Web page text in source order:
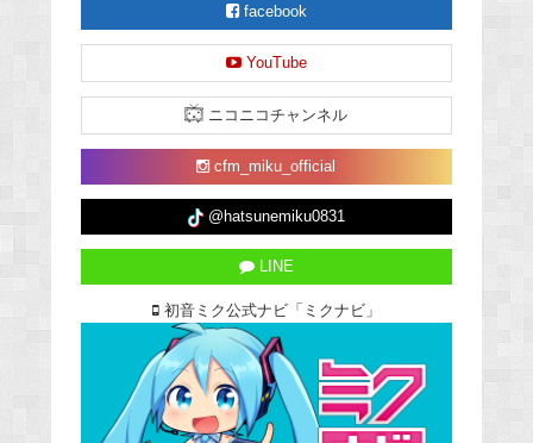
facebook
YouTube
ニコニコチャンネル
cfm_miku_official
@hatsunemiku0831
LINE
初音ミク公式ナビ「ミクナビ」